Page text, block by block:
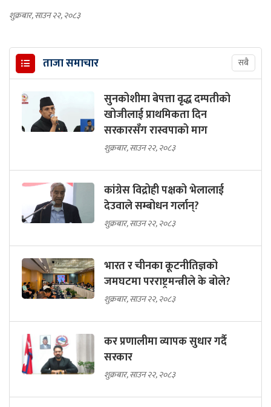
शुक्रबार, साउन २२, २०८३
ताजा समाचार सबै
सुनकोशीमा बेपत्ता वृद्ध दम्पतीको
खोजीलाई प्राथमिकता दिन
सरकारसँग रास्वपाको माग
शुक्रबार, साउन २२, २०८३
कांग्रेस विद्रोही पक्षको भेलालाई
देउवाले सम्बोधन गर्लान्?
शुक्रबार, साउन २२, २०८३
भारत र चीनका कूटनीतिज्ञको
जमघटमा परराष्ट्रमन्त्रीले के बोले?
शुक्रबार, साउन २२, २०८३
कर प्रणालीमा व्यापक सुधार गर्दै
सरकार
शुक्रबार, साउन २२, २०८३